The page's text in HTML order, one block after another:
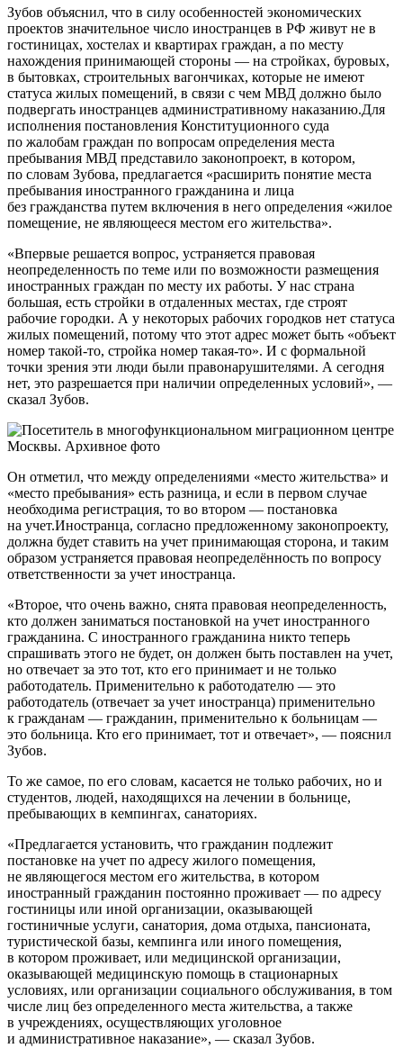
Зубов объяснил, что в силу особенностей экономических
проектов значительное число иностранцев в РФ живут не в
гостиницах, хостелах и квартирах граждан, а по месту
нахождения принимающей стороны — на стройках, буровых,
в бытовках, строительных вагончиках, которые не имеют
статуса жилых помещений, в связи с чем МВД должно было
подвергать иностранцев административному наказанию.Для
исполнения постановления Конституционного суда
по жалобам граждан по вопросам определения места
пребывания МВД представило законопроект, в котором,
по словам Зубова, предлагается «расширить понятие места
пребывания иностранного гражданина и лица
без гражданства путем включения в него определения «жилое
помещение, не являющееся местом его жительства».
«Впервые решается вопрос, устраняется правовая
неопределенность по теме или по возможности размещения
иностранных граждан по месту их работы. У нас страна
большая, есть стройки в отдаленных местах, где строят
рабочие городки. А у некоторых рабочих городков нет статуса
жилых помещений, потому что этот адрес может быть «объект
номер такой-то, стройка номер такая-то». И с формальной
точки зрения эти люди были правонарушителями. А сегодня
нет, это разрешается при наличии определенных условий», —
сказал Зубов.
Он отметил, что между определениями «место жительства» и
«место пребывания» есть разница, и если в первом случае
необходима регистрация, то во втором — постановка
на учет.Иностранца, согласно предложенному законопроекту,
должна будет ставить на учет принимающая сторона, и таким
образом устраняется правовая неопределённость по вопросу
ответственности за учет иностранца.
«Второе, что очень важно, снята правовая неопределенность,
кто должен заниматься постановкой на учет иностранного
гражданина. С иностранного гражданина никто теперь
спрашивать этого не будет, он должен быть поставлен на учет,
но отвечает за это тот, кто его принимает и не только
работодатель. Применительно к работодателю — это
работодатель (отвечает за учет иностранца) применительно
к гражданам — гражданин, применительно к больницам —
это больница. Кто его принимает, тот и отвечает», — пояснил
Зубов.
То же самое, по его словам, касается не только рабочих, но и
студентов, людей, находящихся на лечении в больнице,
пребывающих в кемпингах, санаториях.
«Предлагается установить, что гражданин подлежит
постановке на учет по адресу жилого помещения,
не являющегося местом его жительства, в котором
иностранный гражданин постоянно проживает — по адресу
гостиницы или иной организации, оказывающей
гостиничные услуги, санатория, дома отдыха, пансионата,
туристической базы, кемпинга или иного помещения,
в котором проживает, или медицинской организации,
оказывающей медицинскую помощь в стационарных
условиях, или организации социального обслуживания, в том
числе лиц без определенного места жительства, а также
в учреждениях, осуществляющих уголовное
и административное наказание», — сказал Зубов.